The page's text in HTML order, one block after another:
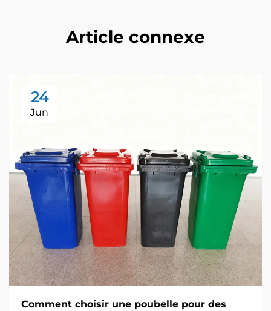
Article connexe
24
Jun
Comment choisir une poubelle pour des